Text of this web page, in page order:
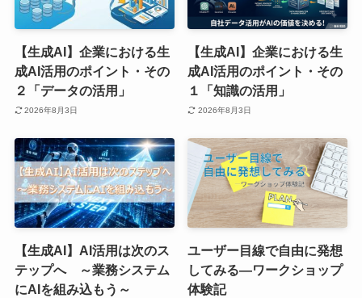
【生成AI】企業における生
成AI活用のポイント・その
２「データの活用」
2026年8月3日
【生成AI】企業における生
成AI活用のポイント・その
１「知識の活用」
2026年8月3日
【生成AI】AI活用は次のス
テップへ ～業務システム
にAIを組み込もう～
ユーザー目線で自由に発想
してみる―ワークショップ
体験記